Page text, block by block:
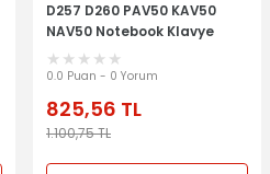
D257 D260 PAV50 KAV50
NAV50 Notebook Klavye
Laptop Tuş Takımı -Siyah
0.0 Puan - 0 Yorum
825,56 TL
1.100,75TL